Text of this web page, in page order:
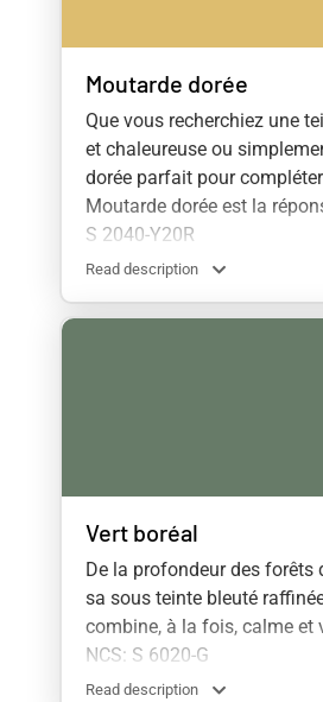
Moutarde dorée
Que vous recherchiez une
et chaleureuse ou
dorée parfait pour
Moutarde dorée est la
S 2040-Y20R
Read description
Vert boréal
De la profondeur des forêts
sa sous teinte bleuté
combine, à la fois, calme et
NCS: S 6020-G
Read description